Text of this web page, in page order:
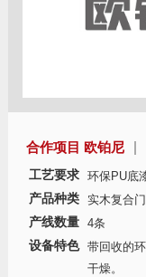
合作项目 欧铂尼
工艺要求
环保PU底
产品种类
实木复合门
产线数量
4条
设备特色
带回收的
干燥。